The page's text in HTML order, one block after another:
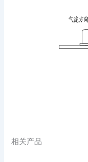
相关产品